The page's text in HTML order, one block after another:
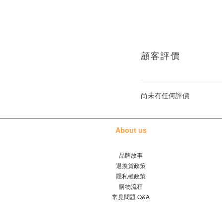
顧客評價
尚未有任何評價
About us
品牌故事
退換貨政策
隱私權政策
購物流程
常見問題 Q&A